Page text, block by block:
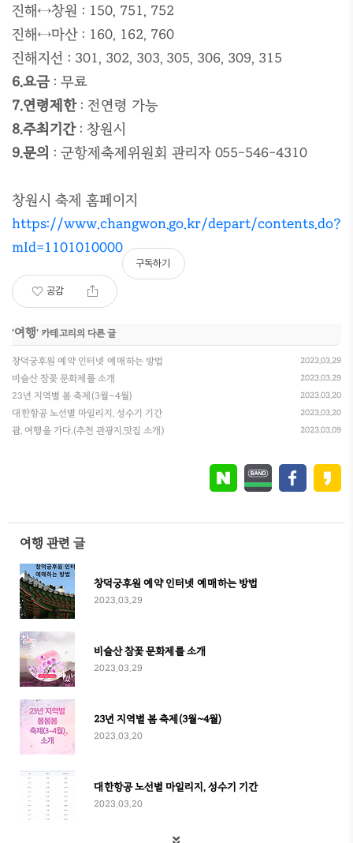
진해↔창원 : 150, 751, 752
진해↔마산 : 160, 162, 760
진해지선 : 301, 302, 303, 305, 306, 309, 315
6.요금: 무료
7.연령제한: 전연령 가능
8.주최기간: 창원시
9.문의 : 군항제축제위원회 관리자 055-546-4310
창원시 축제 홈페이지
https://www.changwon.go.kr/depart/contents.do?
mId=1101010000
공감
구독하기
'여행' 카테고리의 다른 글
창덕궁후원 예약 인터넷 예매하는 방법 2023.03.29
비슬산 참꽃 문화제를 소개 2023.03.29
23년 지역별 봄 축제(3월~4월) 2023.03.20
대한항공 노선별 마일리지, 성수기 기간 2023.03.20
괌, 여행을 가다.(추천 관광지,맛집 소개) 2023.03.09
여행 관련 글
창덕궁후원 예약 인터넷 예매하는 방법
2023.03.29
비슬산 참꽃 문화제를 소개
2023.03.29
23년 지역별 봄 축제(3월~4월)
2023.03.20
대한항공 노선별 마일리지, 성수기 기간
2023.03.20